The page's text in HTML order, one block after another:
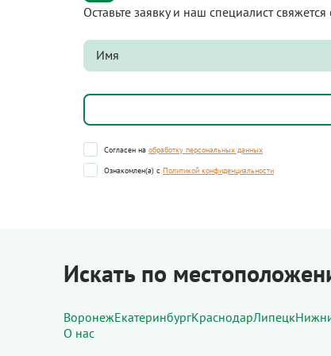
Оставьте заявку и наш специалист
Согласен на обработку персональных данных
Ознакомлен(а) с Политикой конфиденциальности
Искать по
ВоронежЕкатеринбургКраснодарЛипецк
О нас